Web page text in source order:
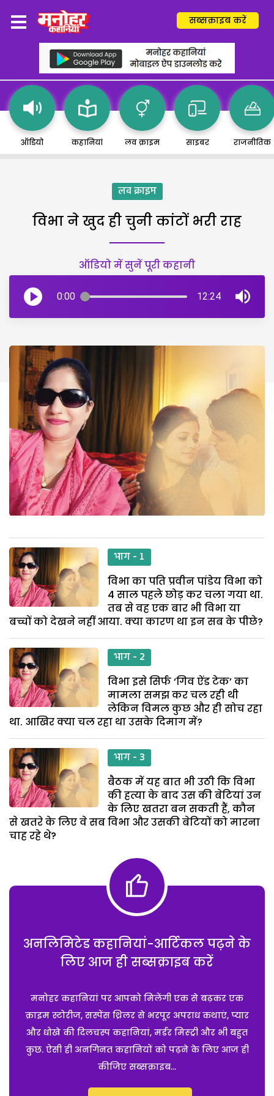
सब्सक्राइब करें
ऑडियो कहानियां लव क्राइम साइबर राजनीतिक
लव क्राइम
विभा ने खुद ही चुनी कांटों भरी राह
ऑडियो में सुनें पूरी कहानी
0:00 12:24
भाग - 1
विभा का पति प्रवीन पांडेय विभा को
4 साल पहले छोड़ कर चला गया था.
तब से वह एक बार भी विभा या
बच्चों को देखने नहीं आया. क्या कारण था इन सब के पीछे?
भाग - 2
विभा इसे सिर्फ ‘गिव ऐंड टेक’ का
मामला समझ कर चल रही थी
लेकिन विमल कुछ और ही सोच रहा
था. आखिर क्या चल रहा था उसके दिमाग में?
भाग - 3
बैठक में यह बात भी उठी कि विभा
की हत्या के बाद उस की बेटियां उन
के लिए खतरा बन सकती हैं, कौन
से खतरे के लिए वे सब विभा और उसकी बेटियों को मारना
चाह रहे थे?
अनलिमिटेड कहानियां-आर्टिकल पढ़ने के
लिए आज ही सब्सक्राइब करें
मनोहर कहानियां पर आपको मिलेंगी एक से बढ़कर एक
क्राइम स्टोरीज, सस्पेंस थ्रिलर से भरपूर अपराध कथाएं, प्यार
और धोखे की दिलचस्प कहानियां, मर्डर मिस्ट्री और भी बहुत
कुछ. ऐसी ही अनगिनत कहानियों को पढ़ने के लिए आज ही
कीजिए सब्सक्राइब...